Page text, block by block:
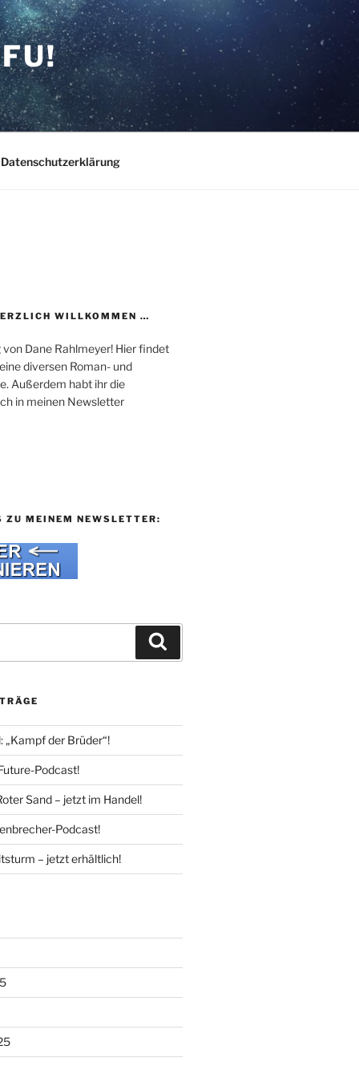
Datenschutzerklärung
WILLKOMMEN …
Dane Rahlmeyer! Hier findet
diversen Roman- und
Außerdem habt ihr die
in meinen Newsletter
ZU MEINEM NEWSLETTER:
„Kampf der Brüder“!
Podcast!
Sand – jetzt im Handel!
Podcast!
– jetzt erhältlich!